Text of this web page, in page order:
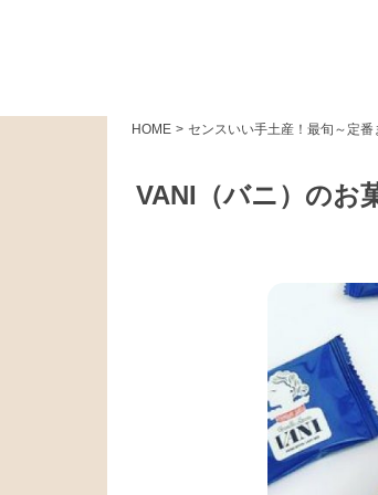
HOME > センスいい手土産！最旬～定
VANI（バニ）のお